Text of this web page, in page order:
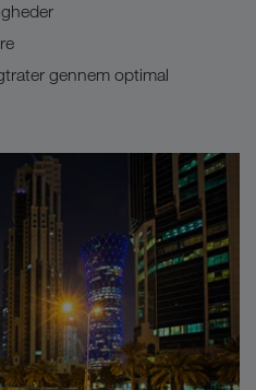
gennem optimal